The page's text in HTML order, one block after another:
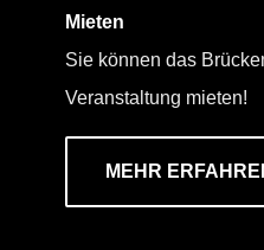
Mieten
Sie können das
Veranstaltung mieten!
MEHR